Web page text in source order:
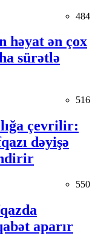
484
həyat ən çox
sürətlə
516
çevrilir:
dəyişə
550
aparır